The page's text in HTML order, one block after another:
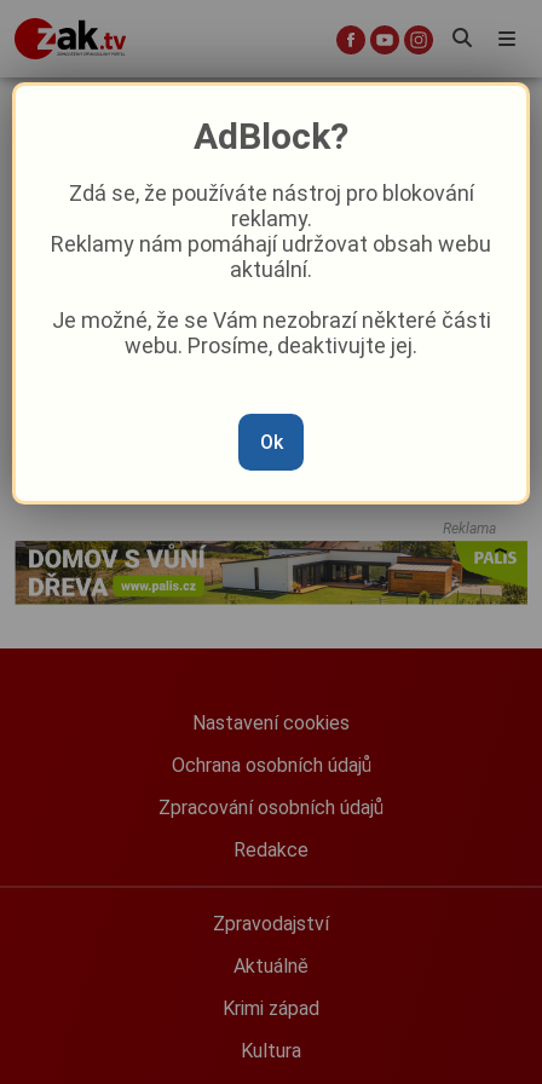
Drama na Rokycansku: U Oseka sjel do
příkopu autobus s dětmi
Místo márnice moderní základna i s
posilovnou. Sušičtí záchranáři opustí
Šance pro zájemce o práci záchranáře:
Nový studijní program v Sokolově
Reklama
Nastavení cookies
Ochrana osobních údajů
Zpracování osobních údajů
Redakce
Zpravodajství
Aktuálně
Krimi západ
Kultura
AdBlock?
Zdá se, že používáte nástroj pro blokování
reklamy.
Reklamy nám pomáhají udržovat obsah webu
aktuální.
Je možné, že se Vám nezobrazí některé části
webu. Prosíme, deaktivujte jej.
Ok